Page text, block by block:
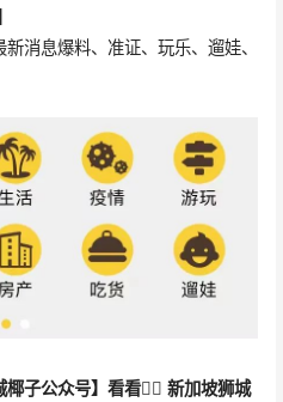
消息爆料、准证、玩乐、遛娃、
子公众号】看看👇🏻 新加坡狮城